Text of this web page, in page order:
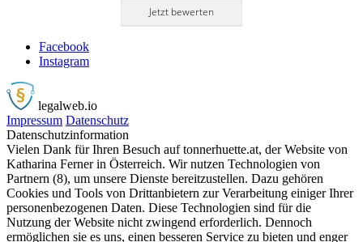
Jetzt bewerten
Facebook
Instagram
legalweb.io
Impressum Datenschutz
Datenschutzinformation
Vielen Dank für Ihren Besuch auf tonnerhuette.at, der Website von
Katharina Ferner in Österreich. Wir nutzen Technologien von
Partnern (8), um unsere Dienste bereitzustellen. Dazu gehören
Cookies und Tools von Drittanbietern zur Verarbeitung einiger Ihrer
personenbezogenen Daten. Diese Technologien sind für die
Nutzung der Website nicht zwingend erforderlich. Dennoch
ermöglichen sie es uns, einen besseren Service zu bieten und enger